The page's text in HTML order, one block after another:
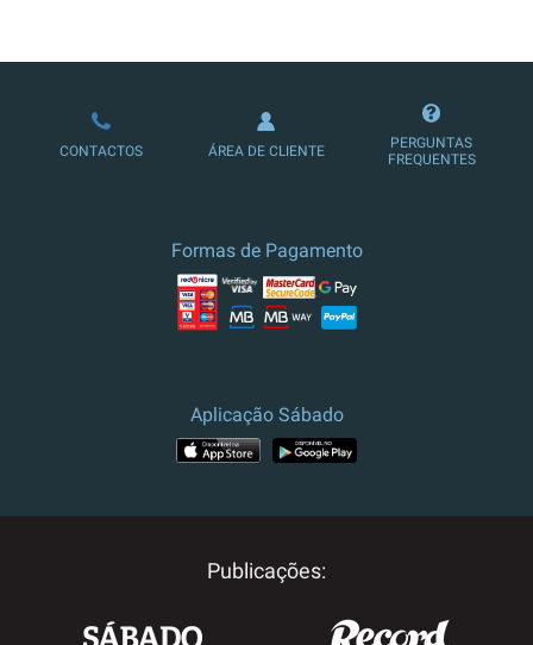
LOJA DE ASSINATURAS
CONTACTOS ÁREA DE CLIENTE
PERGUNTAS
FREQUENTES
Formas de Pagamento
Aplicação Sábado
Publicações: